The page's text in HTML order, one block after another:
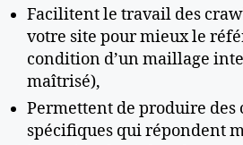
Facilitent le travail des
votre site pour mieux le
condition d’un maillage
maîtrisé),
Permettent de produire des
spécifiques qui répondent